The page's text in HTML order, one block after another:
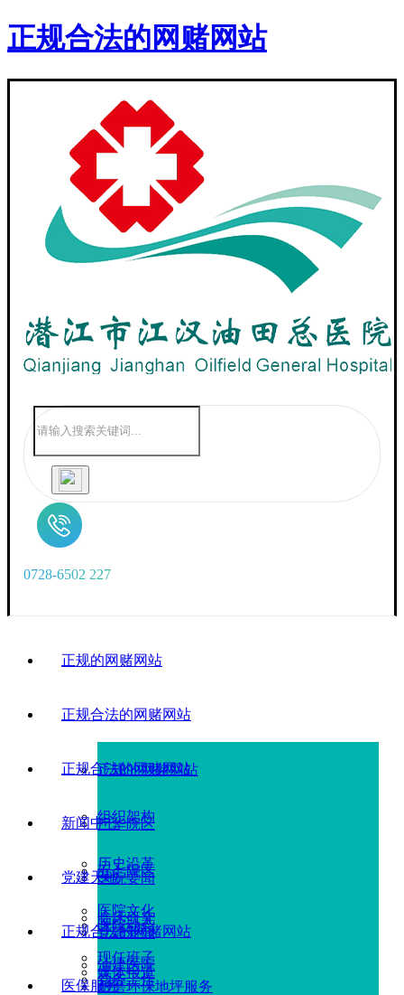
正规合法的网赌网站
0728-6502 227
正规的网赌网站
正规合法的网赌网站
正规的网赌网站
组织架构
历史沿革
医院文化
现任班子
正规合法的网赌网站
广华院区
五七院区
临床研究
油建医院
新闻中心
医院要闻
医院动态
媒体报道
党建天地
党建新闻
党务工作
正规合法的网赌网站
耐磨环保地坪服务
医保服务